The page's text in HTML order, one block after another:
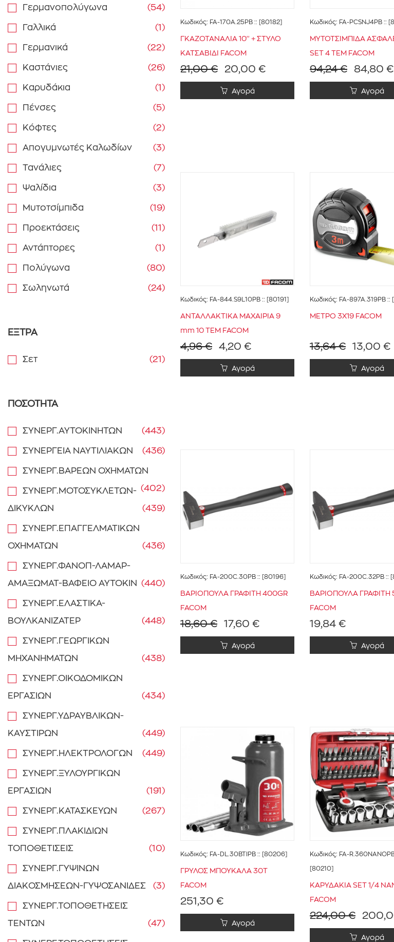
Γερμανοπολύγωνα
(54)
Γαλλικά
(1)
Γερμανικά
(22)
Καστάνιες
(26)
Καρυδάκια
(1)
Πένσες
(5)
Κόφτες
(2)
Απογυμνωτές Καλωδίων
(3)
Τανάλιες
(7)
Ψαλίδια
(3)
Μυτοτσίμπιδα
(19)
Προεκτάσεις
(11)
Αντάπτορες
(1)
Πολύγωνα
(80)
Σωληνωτά
(24)
ΕΞΤΡΑ
Σετ (21)
ΠΟΣΟΤΗΤΑ
ΣΥΝΕΡΓ.ΑΥΤΟΚΙΝΗΤΩΝ
(443)
ΣΥΝΕΡΓΕΙΑ ΝΑΥΤΙΛΙΑΚΩΝ
(436)
ΣΥΝΕΡΓ.ΒΑΡΕΩΝ ΟΧΗΜΑΤΩΝ
(402)
ΣΥΝΕΡΓ.ΜΟΤΟΣΥΚΛΕΤΩΝ-
ΔΙΚΥΚΛΩΝ
(439)
ΣΥΝΕΡΓ.ΕΠΑΓΓΕΛΜΑΤΙΚΩΝ
ΟΧΗΜΑΤΩΝ
(436)
ΣΥΝΕΡΓ.ΦΑΝΟΠ-ΛΑΜΑΡ-
ΑΜΑΞΩΜΑΤ-ΒΑΦΕΙΟ ΑΥΤΟΚΙΝ (440)
ΣΥΝΕΡΓ.ΕΛΑΣΤΙΚΑ-
ΒΟΥΛΚΑΝΙΖΑΤΕΡ
(448)
ΣΥΝΕΡΓ.ΓΕΩΡΓΙΚΩΝ
ΜΗΧΑΝΗΜΑΤΩΝ
(438)
ΣΥΝΕΡΓ.ΟΙΚΟΔΟΜΙΚΩΝ
ΕΡΓΑΣΙΩΝ
(434)
ΣΥΝΕΡΓ.ΥΔΡΑΥΒΛΙΚΩΝ-
ΚΑΥΣΤΙΡΩΝ
(449)
ΣΥΝΕΡΓ.ΗΛΕΚΤΡΟΛΟΓΩΝ
(449)
ΣΥΝΕΡΓ.ΞΥΛΟΥΡΓΙΚΩΝ
ΕΡΓΑΣΙΩΝ
(191)
ΣΥΝΕΡΓ.ΚΑΤΑΣΚΕΥΩΝ
(267)
ΣΥΝΕΡΓ.ΠΛΑΚΙΔΙΩΝ
ΤΟΠΟΘΕΤΙΣΕΙΣ
(10)
ΣΥΝΕΡΓ.ΓΥΨΙΝΩΝ
ΔΙΑΚΟΣΜΗΣΕΩΝ-ΓΥΨΟΣΑΝΙΔΕΣ
(3)
ΣΥΝΕΡΓ.ΤΟΠΟΘΕΤΗΣΕΙΣ
ΤΕΝΤΩΝ
(47)
Κωδικός: FA-170A.25PB :: [80182]
ΓΚΑΖΟΤΑΝΑΛΙΑ 10'' + ΣΤΥΛΟ
ΚΑΤΣΑΒΙΔΙ FACOM
21,00 € 20,00 €
Αγορά
Κωδικός: FA-PCSNJ4PB ::
ΜΥΤΟΤΣΙΜΠΙΔΑ
SET 4 ΤΕΜ FACOM
94,24 € 84,80 €
Αγορά
Κωδικός: FA-844.S9L10PB :: [80191]
ΑΝΤΑΛΛΑΚΤΙΚΑ ΜΑΧΑΙΡΙΑ 9
mm 10 ΤΕΜ FACOM
4,96 € 4,20 €
Αγορά
Κωδικός: FA-897A.319PB ::
ΜΕΤΡΟ 3Χ19 FACOM
13,64 € 13,00 €
Αγορά
Κωδικός: FA-200C.30PB :: [80196]
ΒΑΡΙΟΠΟΥΛΑ ΓΡΑΦΙΤΗ 400GR
FACOM
18,60 € 17,60 €
Αγορά
Κωδικός: FA-200C.32PB ::
ΒΑΡΙΟΠΟΥΛΑ ΓΡΑΦΙΤΗ
FACOM
19,84 €
Αγορά
Κωδικός: FA-DL.30BTIPB :: [80206]
ΓΡΥΛΟΣ ΜΠΟΥΚΑΛΑ 30Τ
FACOM
251,30 €
Αγορά
Κωδικός: FA-
[80210]
ΚΑΡΥΔΑΚΙΑ SET 1/4
FACOM
224,00 €
Αγορά